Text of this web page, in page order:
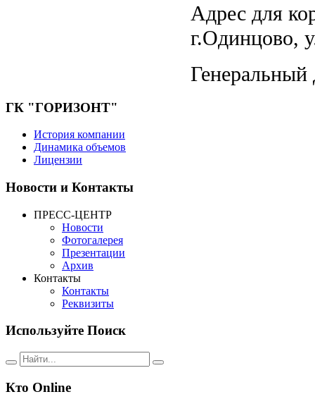
Адрес для
г.Одинцово,
Генеральный
ГК "ГОРИЗОНТ"
История компании
Динамика объемов
Лицензии
Новости и Контакты
ПРЕСС-ЦЕНТР
Новости
Фотогалерея
Презентации
Архив
Контакты
Контакты
Реквизиты
Используйте Поиск
Кто Online